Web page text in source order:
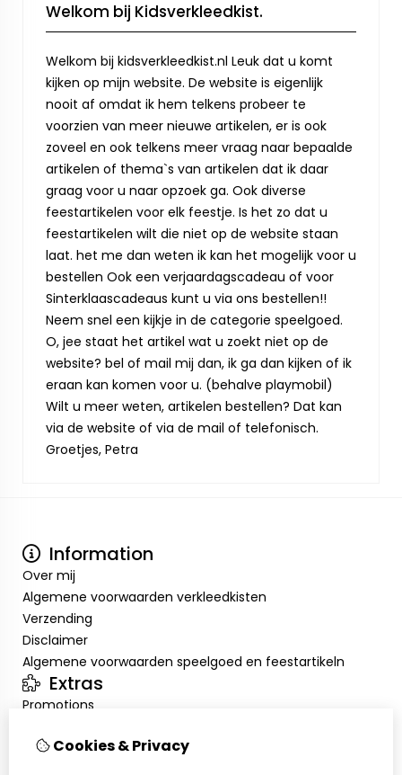
Welkom bij Kidsverkleedkist.
Welkom bij kidsverkleedkist.nl Leuk dat u komt
kijken op mijn website. De website is eigenlijk
nooit af omdat ik hem telkens probeer te
voorzien van meer nieuwe artikelen, er is ook
zoveel en ook telkens meer vraag naar bepaalde
artikelen of thema`s van artikelen dat ik daar
graag voor u naar opzoek ga. Ook diverse
feestartikelen voor elk feestje. Is het zo dat u
feestartikelen wilt die niet op de website staan
laat. het me dan weten ik kan het mogelijk voor u
bestellen Ook een verjaardagscadeau of voor
Sinterklaascadeaus kunt u via ons bestellen!!
Neem snel een kijkje in de categorie speelgoed.
O, jee staat het artikel wat u zoekt niet op de
website? bel of mail mij dan, ik ga dan kijken of ik
eraan kan komen voor u. (behalve playmobil)
Wilt u meer weten, artikelen bestellen? Dat kan
via de website of via de mail of telefonisch.
Groetjes, Petra
Information
Over mij
Algemene voorwaarden verkleedkisten
Verzending
Disclaimer
Algemene voorwaarden speelgoed en feestartikeln
Extras
Promotions
InloggenCookies & Privacy